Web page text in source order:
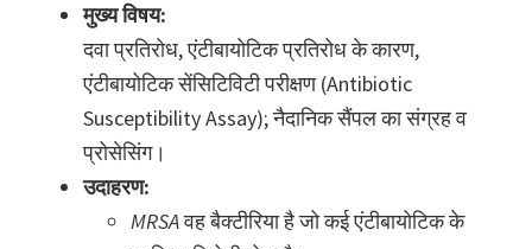
मुख्य विषय:
दवा प्रतिरोध, एंटीबायोटिक प्रतिरोध के कारण,
एंटीबायोटिक सेंसिटिविटी परीक्षण (Antibiotic
Susceptibility Assay); नैदानिक सैंपल का संग्रह व
प्रोसेसिंग।
उदाहरण:
MRSAवह बैक्टीरिया है जो कई एंटीबायोटिक के